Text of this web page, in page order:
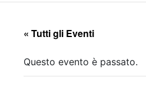
« Tutti gli Eventi
Questo evento è passato.